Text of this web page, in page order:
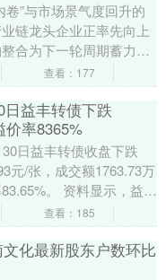
卷”与市场景气度回升的
链龙头企业正率先向上
合为下一轮周期蓄力。
行业龙头恩捷股份
查看：177
益丰转债下跌
价率8365%
日益丰转债收盘下跌
元/张，成交额1763.73万
。 资料显示，益丰
查看：185
化最新股东户数环比